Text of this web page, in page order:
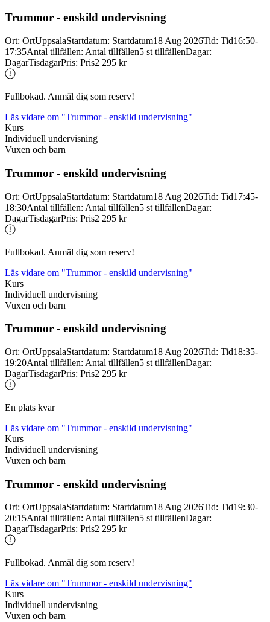
Trummor - enskild undervisning
Ort: OrtUppsalaStartdatum: Startdatum18 Aug 2026Tid: Tid16:50-
17:35Antal tillfällen: Antal tillfällen5 st tillfällenDagar:
DagarTisdagarPris: Pris2 295 kr
Fullbokad. Anmäl dig som reserv!
Läs vidare om "Trummor - enskild undervisning"
Kurs
Individuell undervisning
Vuxen och barn
Trummor - enskild undervisning
Ort: OrtUppsalaStartdatum: Startdatum18 Aug 2026Tid: Tid17:45-
18:30Antal tillfällen: Antal tillfällen5 st tillfällenDagar:
DagarTisdagarPris: Pris2 295 kr
Fullbokad. Anmäl dig som reserv!
Läs vidare om "Trummor - enskild undervisning"
Kurs
Individuell undervisning
Vuxen och barn
Trummor - enskild undervisning
Ort: OrtUppsalaStartdatum: Startdatum18 Aug 2026Tid: Tid18:35-
19:20Antal tillfällen: Antal tillfällen5 st tillfällenDagar:
DagarTisdagarPris: Pris2 295 kr
En plats kvar
Läs vidare om "Trummor - enskild undervisning"
Kurs
Individuell undervisning
Vuxen och barn
Trummor - enskild undervisning
Ort: OrtUppsalaStartdatum: Startdatum18 Aug 2026Tid: Tid19:30-
20:15Antal tillfällen: Antal tillfällen5 st tillfällenDagar:
DagarTisdagarPris: Pris2 295 kr
Fullbokad. Anmäl dig som reserv!
Läs vidare om "Trummor - enskild undervisning"
Kurs
Individuell undervisning
Vuxen och barn